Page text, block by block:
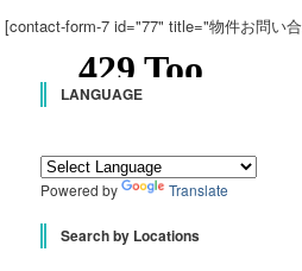
[contact-form-7 id="77" title="物件お問い
LANGUAGE
Powered by Translate
Search by Locations